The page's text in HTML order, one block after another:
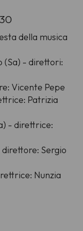
della musica
(Sa) - direttori:
Vicente Pepe
Patrizia
- direttrice:
Sergio
Nunzia